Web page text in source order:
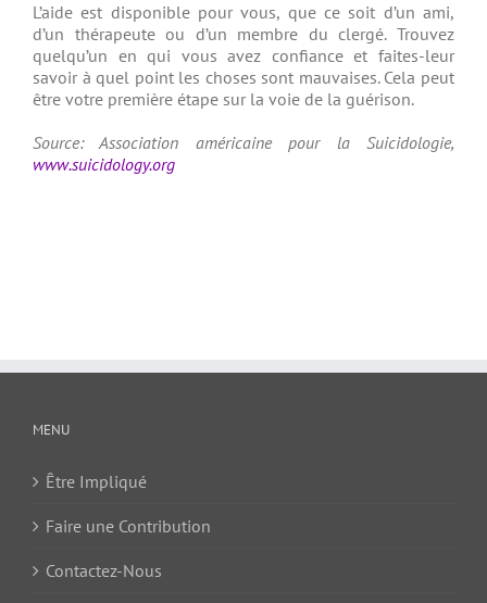
L’aide est disponible pour vous, que ce soit d’un ami,
d’un thérapeute ou d’un membre du clergé. Trouvez
quelqu’un en qui vous avez confiance et faites-leur
savoir à quel point les choses sont mauvaises. Cela peut
être votre première étape sur la voie de la guérison.
Source: Association américaine pour la Suicidologie,
www.suicidology.org
MENU
Être Impliqué
Faire une Contribution
Contactez-Nous